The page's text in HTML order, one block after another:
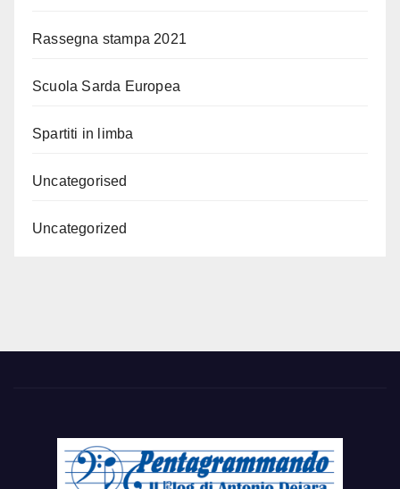
Rassegna stampa 2021
Scuola Sarda Europea
Spartiti in limba
Uncategorised
Uncategorized